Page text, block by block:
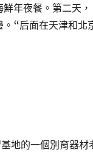
年夜餐。第二天，
“后面在天津和北
地的一個別育器材